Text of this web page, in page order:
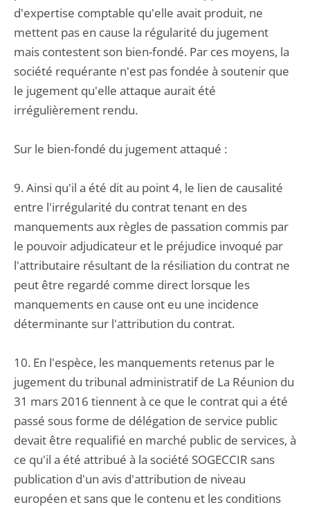
d'expertise comptable qu'elle avait produit, ne
mettent pas en cause la régularité du jugement
mais contestent son bien-fondé. Par ces moyens, la
société requérante n'est pas fondée à soutenir que
le jugement qu'elle attaque aurait été
irrégulièrement rendu.
Sur le bien-fondé du jugement attaqué :
9. Ainsi qu'il a été dit au point 4, le lien de causalité
entre l'irrégularité du contrat tenant en des
manquements aux règles de passation commis par
le pouvoir adjudicateur et le préjudice invoqué par
l'attributaire résultant de la résiliation du contrat ne
peut être regardé comme direct lorsque les
manquements en cause ont eu une incidence
déterminante sur l'attribution du contrat.
10. En l'espèce, les manquements retenus par le
jugement du tribunal administratif de La Réunion du
31 mars 2016 tiennent à ce que le contrat qui a été
passé sous forme de délégation de service public
devait être requalifié en marché public de services, à
ce qu'il a été attribué à la société SOGECCIR sans
publication d'un avis d'attribution de niveau
européen et sans que le contenu et les conditions